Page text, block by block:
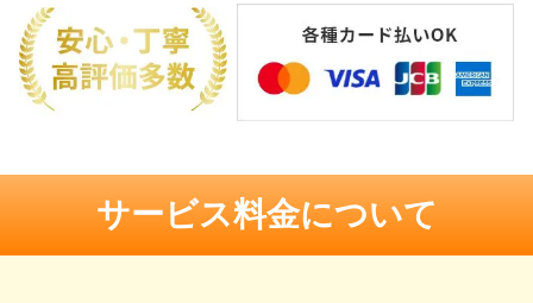
サービス料金について